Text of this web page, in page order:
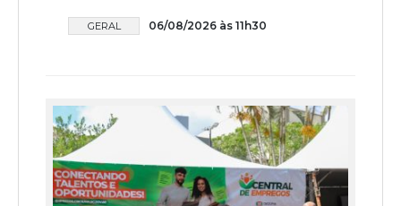
GERAL 06/08/2026 às 11h30